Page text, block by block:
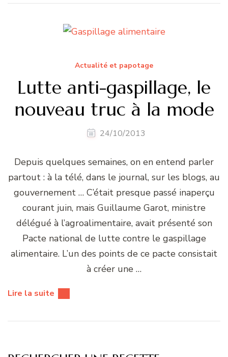
Actualité et papotage
Lutte anti-gaspillage, le
nouveau truc à la mode
24/10/2013
Depuis quelques semaines, on en entend parler
partout : à la télé, dans le journal, sur les blogs, au
gouvernement … C’était presque passé inaperçu
courant juin, mais Guillaume Garot, ministre
délégué à l’agroalimentaire, avait présenté son
Pacte national de lutte contre le gaspillage
alimentaire. L’un des points de ce pacte consistait
à créer une …
Lire la suite